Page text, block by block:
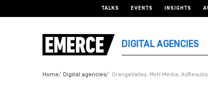
TALKS EVENTS INSIGHTS
DIGITAL AGENCIES
Home Digital agencies OrangeValley, MvH Media,